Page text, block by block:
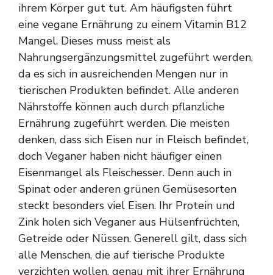
ihrem Körper gut tut. Am häufigsten führt
eine vegane Ernährung zu einem Vitamin B12
Mangel. Dieses muss meist als
Nahrungsergänzungsmittel zugeführt werden,
da es sich in ausreichenden Mengen nur in
tierischen Produkten befindet. Alle anderen
Nährstoffe können auch durch pflanzliche
Ernährung zugeführt werden. Die meisten
denken, dass sich Eisen nur in Fleisch befindet,
doch Veganer haben nicht häufiger einen
Eisenmangel als Fleischesser. Denn auch in
Spinat oder anderen grünen Gemüsesorten
steckt besonders viel Eisen. Ihr Protein und
Zink holen sich Veganer aus Hülsenfrüchten,
Getreide oder Nüssen. Generell gilt, dass sich
alle Menschen, die auf tierische Produkte
verzichten wollen, genau mit ihrer Ernährung